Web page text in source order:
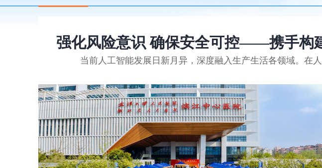
强化风险意识 确保安全可控——携手构
当前人工智能发展日新月异，深度融入生产生活各领域。在